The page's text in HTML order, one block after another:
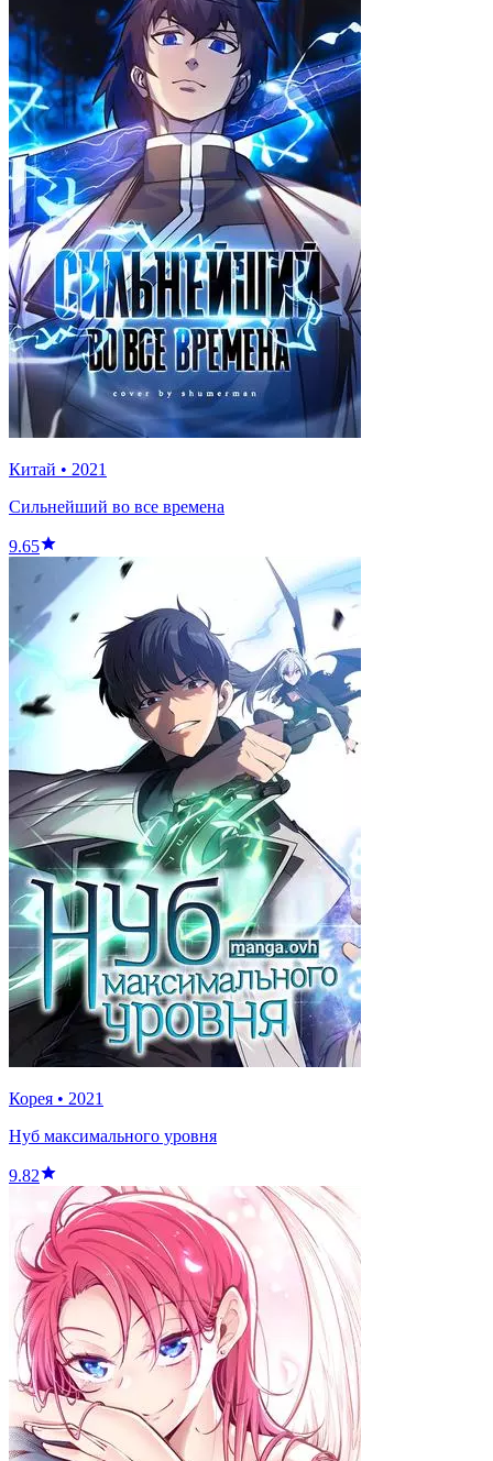
Китай • 2021
Сильнейший во все времена
9.65
Корея • 2021
Нуб максимального уровня
9.82